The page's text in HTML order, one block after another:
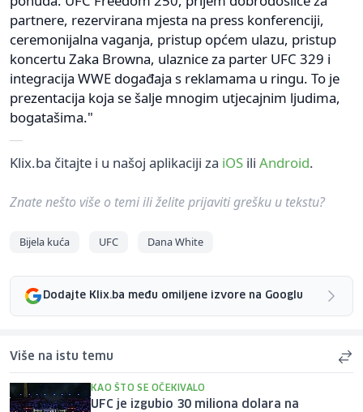
partnere, rezervirana mjesta na press konferenciji,
ceremonijalna vaganja, pristup općem ulazu, pristup
koncertu Zaka Browna, ulaznice za parter UFC 329 i
integracija WWE događaja s reklamama u ringu. To je
prezentacija koja se šalje mnogim utjecajnim ljudima,
bogatašima."
Klix.ba čitajte i u našoj aplikaciji za iOS ili Android.
Znate nešto više o temi ili želite prijaviti grešku u tekstu?
Bijela kuća UFC Dana White
Dodajte Klix.ba među omiljene izvore na Googlu
Više na istu temu
KAO ŠTO SE OČEKIVALO
UFC je izgubio 30 miliona dolara na